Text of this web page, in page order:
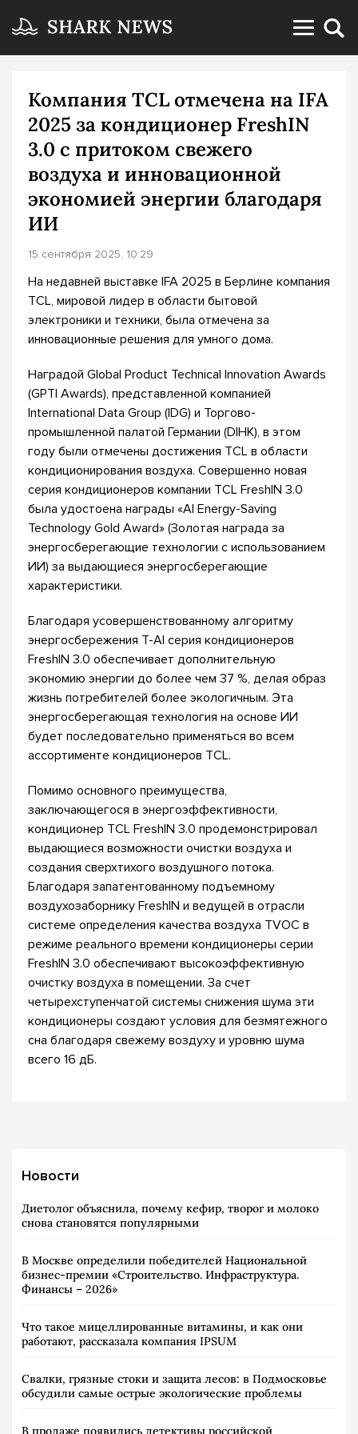
Компания TCL отмечена на IFA
2025 за кондиционер FreshIN
3.0 с притоком свежего
воздуха и инновационной
экономией энергии благодаря
ИИ
15 сентября 2025, 10:29
На недавней выставке IFA 2025 в Берлине компания
TCL, мировой лидер в области бытовой
электроники и техники, была отмечена за
инновационные решения для умного дома.
Наградой Global Product Technical Innovation Awards
(GPTI Awards), представленной компанией
International Data Group (IDG) и Торгово-
промышленной палатой Германии (DIHK), в этом
году были отмечены достижения TCL в области
кондиционирования воздуха. Совершенно новая
серия кондиционеров компании TCL FreshIN 3.0
была удостоена награды «AI Energy-Saving
Technology Gold Award» (Золотая награда за
энергосберегающие технологии с использованием
ИИ) за выдающиеся энергосберегающие
характеристики.
Благодаря усовершенствованному алгоритму
энергосбережения T-AI серия кондиционеров
FreshIN 3.0 обеспечивает дополнительную
экономию энергии до более чем 37 %, делая образ
жизнь потребителей более экологичным. Эта
энергосберегающая технология на основе ИИ
будет последовательно применяться во всем
ассортименте кондиционеров TCL.
Помимо основного преимущества,
заключающегося в энергоэффективности,
кондиционер TCL FreshIN 3.0 продемонстрировал
выдающиеся возможности очистки воздуха и
создания сверхтихого воздушного потока.
Благодаря запатентованному подъемному
воздухозаборнику FreshIN и ведущей в отрасли
системе определения качества воздуха TVOC в
режиме реального времени кондиционеры серии
FreshIN 3.0 обеспечивают высокоэффективную
очистку воздуха в помещении. За счет
четырехступенчатой системы снижения шума эти
кондиционеры создают условия для безмятежного
сна благодаря свежему воздуху и уровню шума
всего 16 дБ.
Новости
Диетолог объяснила, почему кефир, творог и молоко
снова становятся популярными
В Москве определили победителей Национальной
бизнес-премии «Строительство. Инфраструктура.
Финансы – 2026»
Что такое мицеллированные витамины, и как они
работают, рассказала компания IPSUM
Свалки, грязные стоки и защита лесов: в Подмосковье
обсудили самые острые экологические проблемы
В продаже появились детективы российской